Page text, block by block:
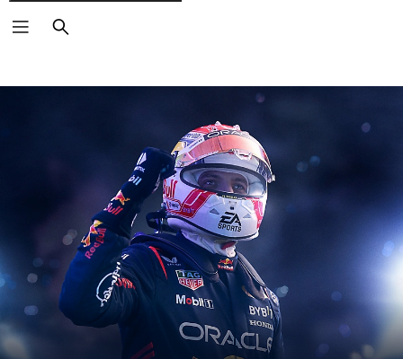
Zoeken